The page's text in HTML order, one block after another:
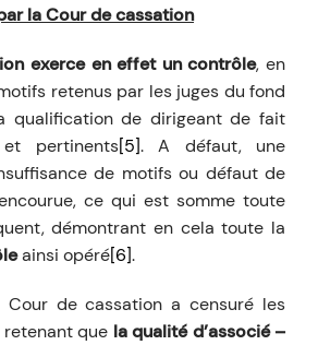
la Cour de cassation
exerce en effet un contrôle, en
retenus par les juges du fond
qualification de dirigeant de fait
pertinents[5]. A défaut, une
de motifs ou défaut de
ce qui est somme toute
démontrant en cela toute la
ainsi opéré[6].
Cour de cassation a censuré les
retenant que la qualité d’associé –